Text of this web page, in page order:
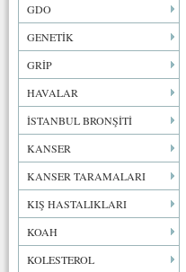
GDO
GENETİK
GRİP
HAVALAR
İSTANBUL BRONŞİTİ
KANSER
KANSER TARAMALARI
KIŞ HASTALIKLARI
KOAH
KOLESTEROL